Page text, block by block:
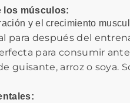
los músculos:
y el crecimiento
para después del
para consumir
guisante, arroz o soya.